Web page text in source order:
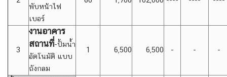
พับหน้าไฟ
เบอร์
3
งานอาคาร
สถานที่-ปั้มน้ำ
อัตโนมัติ แบบ
ถังกลม
1 6,500 6,500 - - -